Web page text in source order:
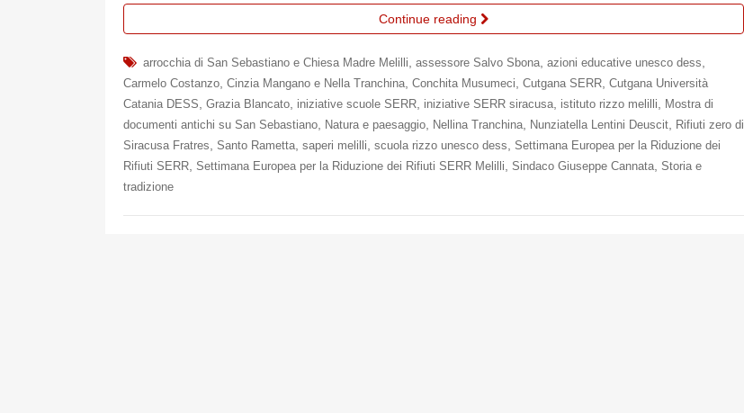
Continue reading
arrocchia di San Sebastiano e Chiesa Madre Melilli assessore Salvo Sbona azioni educative unesco dess
Carmelo Costanzo Cinzia Mangano e Nella Tranchina Conchita Musumeci Cutgana SERR Cutgana Università
Catania DESS Grazia Blancato iniziative scuole SERR iniziative SERR siracusa istituto rizzo melilli
Mostra di
documenti antichi su San Sebastiano Natura e paesaggio Nellina Tranchina Nunziatella Lentini Deuscit Rifiuti zero di
Siracusa Fratres Santo Rametta saperi melilli scuola rizzo unesco dess Settimana Europea per la Riduzione dei
Rifiuti SERR Settimana Europea per la Riduzione dei Rifiuti SERR Melilli Sindaco Giuseppe Cannata Storia e
tradizione